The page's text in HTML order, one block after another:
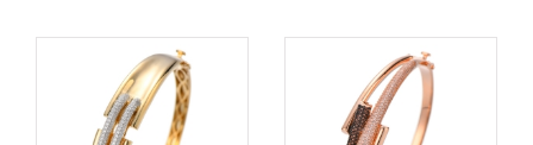
forma de pera